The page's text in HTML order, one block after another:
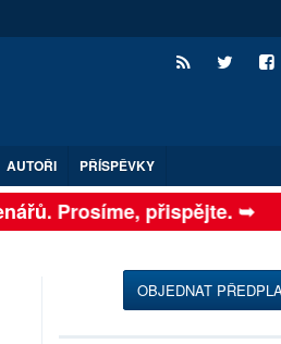
AUTOŘI PŘÍSPĚVKY
Prosíme, přispějte. ➥
OBJEDNAT